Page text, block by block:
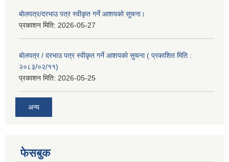
बोलपत्र/दरभाउ पत्र स्वीकृत गर्ने आशयको सूचना।
प्रकाशन मिति: 2026-05-27
बोलपत्र / दरभाउ पत्र स्वीकृत गर्ने आशयको सुचना ( प्रकाशित मिति :
२०८३/०२/११)
प्रकाशन मिति: 2026-05-25
अन्य
फेसबुक